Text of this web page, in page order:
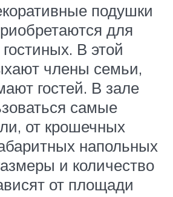
подушки
для
В этой
члены семьи,
гостей. В зале
самые
от крошечных
напольных
и количество
от площади